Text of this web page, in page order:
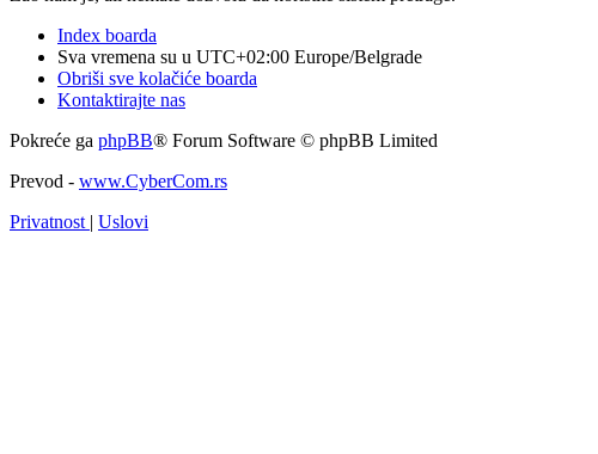
Index boarda
Sva vremena su u UTC+02:00 Europe/Belgrade
Obriši sve kolačiće boarda
Kontaktirajte nas
Pokreće ga phpBB® Forum Software © phpBB Limited
Prevod - www.CyberCom.rs
Privatnost | Uslovi